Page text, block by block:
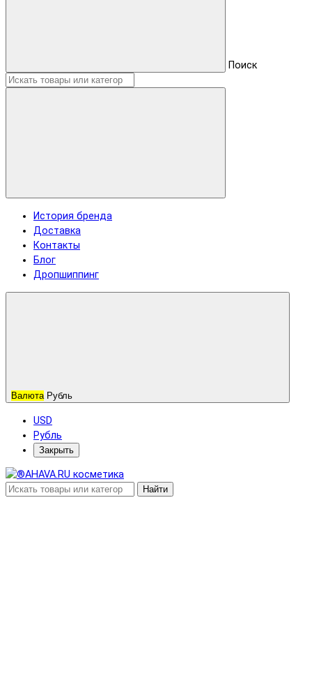
Поиск
История бренда
Доставка
Контакты
Блог
Дропшиппинг
Валюта Рубль
USD
Рубль
Закрыть
Найти